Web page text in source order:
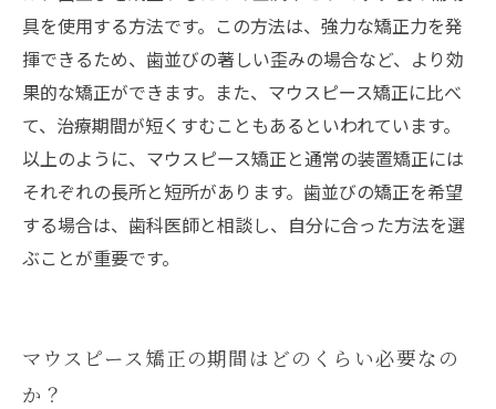
具を使用する方法です。この方法は、強力な矯正力を発
揮できるため、歯並びの著しい歪みの場合など、より効
果的な矯正ができます。また、マウスピース矯正に比べ
て、治療期間が短くすむこともあるといわれています。
以上のように、マウスピース矯正と通常の装置矯正には
それぞれの長所と短所があります。歯並びの矯正を希望
する場合は、歯科医師と相談し、自分に合った方法を選
ぶことが重要です。
マウスピース矯正の期間はどのくらい必要なの
か？